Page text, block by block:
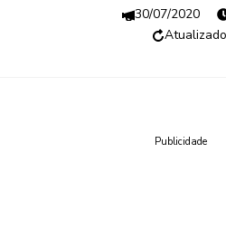
30/07/2020
Publicidade